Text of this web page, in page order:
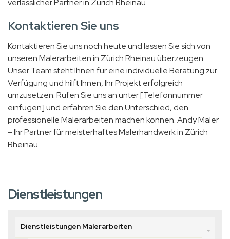
verlässlicher Partner in Zürich Rheinau.
Kontaktieren Sie uns
Kontaktieren Sie uns noch heute und lassen Sie sich von
unseren Malerarbeiten in Zürich Rheinau überzeugen.
Unser Team steht Ihnen für eine individuelle Beratung zur
Verfügung und hilft Ihnen, Ihr Projekt erfolgreich
umzusetzen. Rufen Sie uns an unter [Telefonnummer
einfügen] und erfahren Sie den Unterschied, den
professionelle Malerarbeiten machen können. Andy Maler
– Ihr Partner für meisterhaftes Malerhandwerk in Zürich
Rheinau.
Dienstleistungen
Dienstleistungen Malerarbeiten